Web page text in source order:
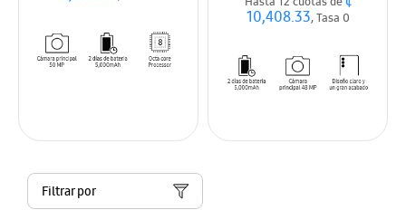
10,408.33, Tasa 0
Filtrar por